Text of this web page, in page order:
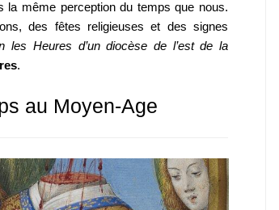
la même perception du temps que nous.
des fêtes religieuses et des signes
les Heures d’un diocèse de l’est de la
.
au Moyen-Age